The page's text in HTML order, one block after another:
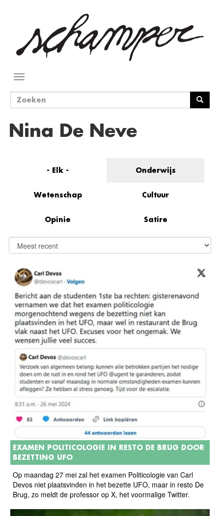
inhoud
Navigatie
Zoekveld
Nina De Neve
- Elk - Onderwijs
Wetenschap Cultuur
Opinie Satire
EXAMEN POLITICOLOGIE IN RESTO DE BRUG DOOR
BEZETTING UFO
Op maandag 27 mei zal het examen Politicologie van Carl
Devos niet plaatsvinden in het bezette UFO, maar in resto De
Brug, zo meldt de professor op X, het voormalige Twitter.